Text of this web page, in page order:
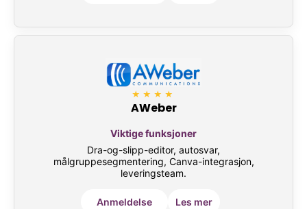
★★★★
AWeber
Viktige funksjoner
Dra-og-slipp-editor, autosvar,
målgruppesegmentering, Canva-integrasjon,
leveringsteam.
Anmeldelse Les mer